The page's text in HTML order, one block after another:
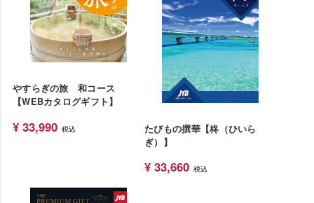
やすらぎの旅 和コース
【WEBカタログギフト】
¥ 33,990 税込
たびもの撰華【柊（ひいら
ぎ）】
¥ 33,660 税込